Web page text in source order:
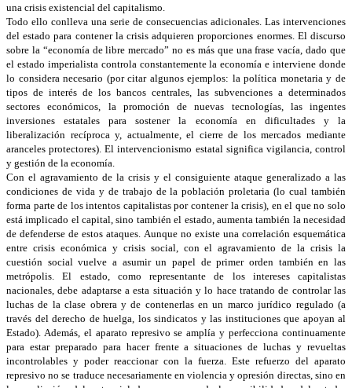
una crisis existencial del capitalismo.
Todo ello conlleva una serie de consecuencias adicionales. Las intervenciones
del estado para contener la crisis adquieren proporciones enormes. El discurso
sobre la “economía de libre mercado” no es más que una frase vacía, dado que
el estado imperialista controla constantemente la economía e interviene donde
lo considera necesario (por citar algunos ejemplos: la política monetaria y de
tipos de interés de los bancos centrales, las subvenciones a determinados
sectores económicos, la promoción de nuevas tecnologías, las ingentes
inversiones estatales para sostener la economía en dificultades y la
liberalización recíproca y, actualmente, el cierre de los mercados mediante
aranceles protectores). El intervencionismo estatal significa vigilancia, control
y gestión de la economía.
Con el agravamiento de la crisis y el consiguiente ataque generalizado a las
condiciones de vida y de trabajo de la población proletaria (lo cual también
forma parte de los intentos capitalistas por contener la crisis), en el que no solo
está implicado el capital, sino también el estado, aumenta también la necesidad
de defenderse de estos ataques. Aunque no existe una correlación esquemática
entre crisis económica y crisis social, con el agravamiento de la crisis la
cuestión social vuelve a asumir un papel de primer orden también en las
metrópolis. El estado, como representante de los intereses capitalistas
nacionales, debe adaptarse a esta situación y lo hace tratando de controlar las
luchas de la clase obrera y de contenerlas en un marco jurídico regulado (a
través del derecho de huelga, los sindicatos y las instituciones que apoyan al
Estado). Además, el aparato represivo se amplía y perfecciona continuamente
para estar preparado para hacer frente a situaciones de luchas y revueltas
incontrolables y poder reaccionar con la fuerza. Este refuerzo del aparato
represivo no se traduce necesariamente en violencia y opresión directas, sino en